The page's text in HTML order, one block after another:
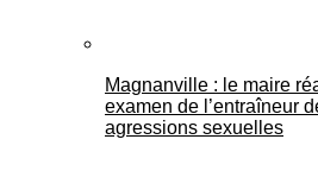
Magnanville : le maire
examen de l’entraîneur
agressions sexuelles